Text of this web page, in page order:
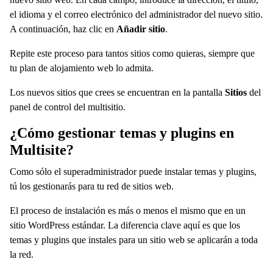
el idioma y el correo electrónico del administrador del nuevo sitio.
A continuación, haz clic en Añadir sitio.
Repite este proceso para tantos sitios como quieras, siempre que
tu plan de alojamiento web lo admita.
Los nuevos sitios que crees se encuentran en la pantalla Sitios del
panel de control del multisitio.
¿Cómo gestionar temas y plugins en
Multisite?
Como sólo el superadministrador puede instalar temas y plugins,
tú los gestionarás para tu red de sitios web.
El proceso de instalación es más o menos el mismo que en un
sitio WordPress estándar. La diferencia clave aquí es que los
temas y plugins que instales para un sitio web se aplicarán a toda
la red.